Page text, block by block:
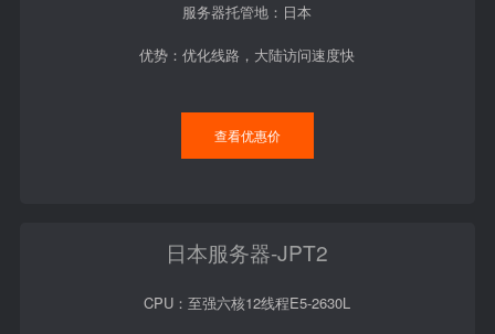
服务器托管地：日本
优势：优化线路，大陆访问速度快
查看优惠价
日本服务器-JPT2
CPU：至强六核12线程E5-2630L